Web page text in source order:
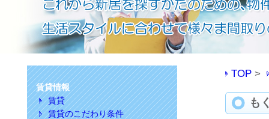
賃貸情報
賃貸
賃貸のこだわり条件
TOP
も